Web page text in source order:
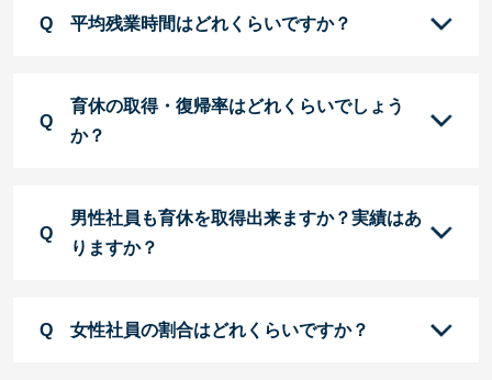
平均残業時間はどれくらいですか？
育休の取得・復帰率はどれくらいでしょう
か？
男性社員も育休を取得出来ますか？実績はあ
りますか？
女性社員の割合はどれくらいですか？